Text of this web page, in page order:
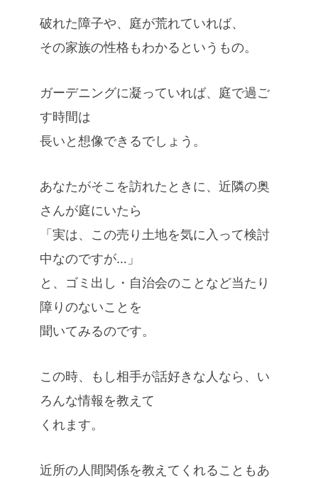
破れた障子や、庭が荒れていれば、
その家族の性格もわかるというもの。
ガーデニングに凝っていれば、庭で過ご
す時間は
長いと想像できるでしょう。
あなたがそこを訪れたときに、近隣の奥
さんが庭にいたら
「実は、この売り土地を気に入って検討
中なのですが…」
と、ゴミ出し・自治会のことなど当たり
障りのないことを
聞いてみるのです。
この時、もし相手が話好きな人なら、い
ろんな情報を教えて
くれます。
近所の人間関係を教えてくれることもあ